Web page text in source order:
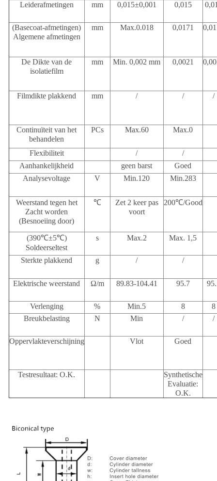
Leiderafmetingen
mm 0,015±0,001 0,015
(Basecoat-afmetingen)
Algemene afmetingen
mm Max.0.018 0,0171
De Dikte van de
isolatiefilm
mm Min. 0,002 mm 0,0021
Filmdikte plakkend mm / / /
Continuïteit van het
behandelen
PCs Max.60 Max.0
Flexibiliteit /
/
Aanhankelijkheid
geen barst
Goed
Analysevoltage
V Min.120 Min.283
Weerstand tegen het
Zacht worden
(Besnoeiing door)
℃
Zet 2 keer pas
voort
200℃/Good
(390℃±5℃)
Soldeerseltest
s Max.2 Max. 1,5
Sterkte plakkend g / /
Elektrische weerstand Ω/m 89.83-104.41 95.7
Verlenging % Min.5 8
8
Breukbelasting
N Min / /
Oppervlakteverschijning Vlot Goed
Testresultaat: O.K.
Synthetische
Evaluatie:
O.K.